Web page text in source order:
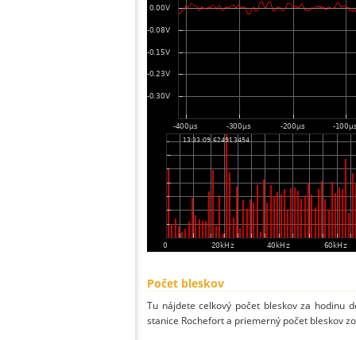
Počet bleskov
Tu nájdete celkový počet bleskov za hodinu
stanice Rochefort a priemerný počet bleskov